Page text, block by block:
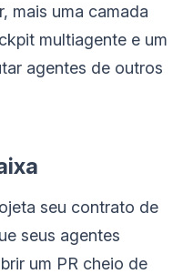
mais uma camada
multiagente e um
agentes de outros
seu contrato de
seus agentes
um PR cheio de